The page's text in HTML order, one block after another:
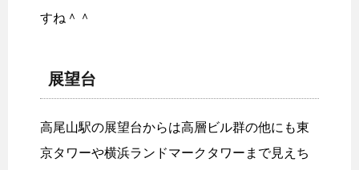
すね＾＾
展望台
高尾山駅の展望台からは高層ビル群の他にも東
京タワーや横浜ランドマークタワーまで見えち